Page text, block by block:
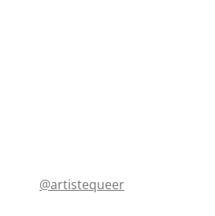
@artistequeer